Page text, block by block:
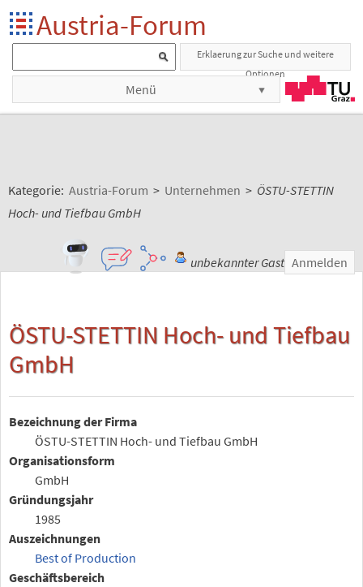
Austria-Forum
Erklaerung zur Suche und weitere
Optionen
Menü
Kategorie: Austria-Forum > Unternehmen > ÖSTU-STETTIN
Hoch- und Tiefbau GmbH
unbekannter Gast Anmelden
ÖSTU-STETTIN Hoch- und Tiefbau
GmbH
Bezeichnung der Firma
ÖSTU-STETTIN Hoch- und Tiefbau GmbH
Organisationsform
GmbH
Gründungsjahr
1985
Auszeichnungen
Best of Production
Geschäftsbereich